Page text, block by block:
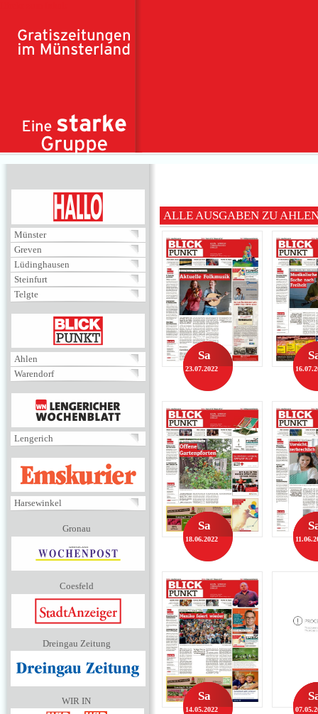
Münster
Greven
Lüdinghausen
Steinfurt
Telgte
BLICKPUNKT
Ahlen
Warendorf
MENÜ
Lengerich
EMSKURIER
Harsewinkel
Gronau
Coesfeld
Dreingau Zeitung
WIR IN
ALLE AUSGABEN ZU
Sa
23.07.2022
Sa
18.06.2022
Sa
14.05.2022